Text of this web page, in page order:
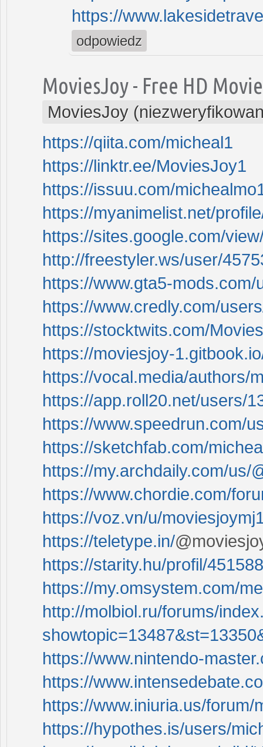
https://
odpowiedz
MoviesJoy - Free HD
MoviesJoy
https://qiita.com/micheal1
https://linktr.ee/MoviesJoy1
https://issuu.com/
https://myanimelist.net/
https://sites.google.com/
http://freestyler.ws/user/
https://www.gta5-
https://www.credly.com/
https://stocktwits.com/
https://moviesjoy-
https://vocal.media/authors/
https://app.roll20.net/users/
https://www.speedrun.com/
https://sketchfab.com/
https://my.archdaily.com/us/
https://www.chordie.com/
https://voz.vn/u/
https://teletype.in/
https://starity.hu/profil/
https://my.omsystem.com/
http://molbiol.ru/forums/
https://www.nintendo-
https://
https://www.iniuria.us/
https://hypothes.is/users/